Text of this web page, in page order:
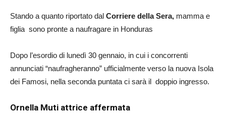
Stando a quanto riportato dal Corriere della Sera, mamma e
figlia sono pronte a naufragare in Honduras
Dopo l’esordio di lunedì 30 gennaio, in cui i concorrenti
annunciati “naufragheranno” ufficialmente verso la nuova Isola
dei Famosi, nella seconda puntata ci sarà il doppio ingresso.
Ornella Muti attrice affermata